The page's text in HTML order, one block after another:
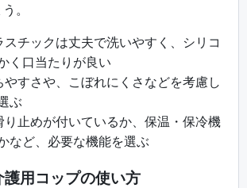
。
スチックは丈夫で洗いやすく、シリコ
く口当たりが良い
やすさや、こぼれにくさなどを考慮し
ぶ
り止めが付いているか、保温・保冷機
など、必要な機能を選ぶ
護用コップの使い方